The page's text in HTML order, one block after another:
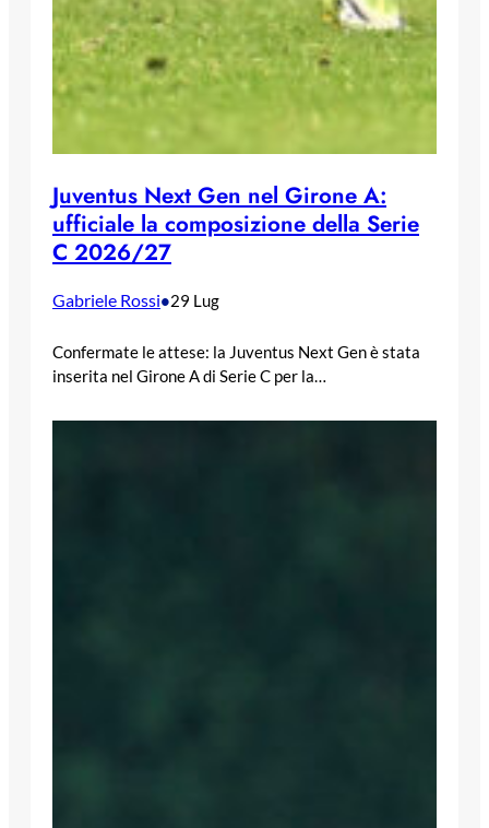
Juventus Next Gen nel Girone A:
ufficiale la composizione della Serie
C 2026/27
Gabriele Rossi•29 Lug
Confermate le attese: la Juventus Next Gen è stata
inserita nel Girone A di Serie C per la…